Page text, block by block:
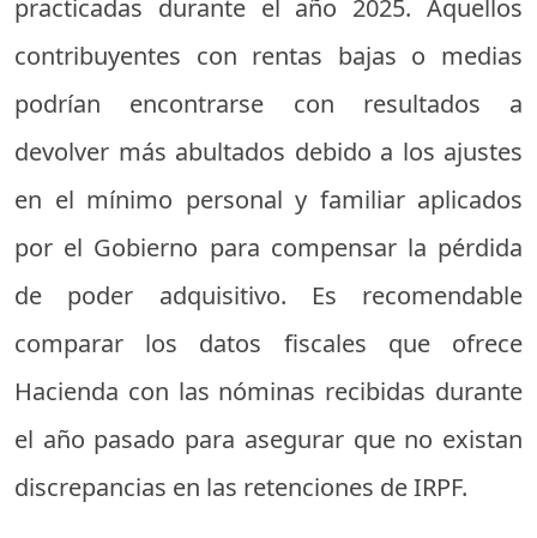
practicadas durante el año 2025. Aquellos
contribuyentes con rentas bajas o medias
podrían encontrarse con resultados a
devolver más abultados debido a los ajustes
en el mínimo personal y familiar aplicados
por el Gobierno para compensar la pérdida
de poder adquisitivo. Es recomendable
comparar los datos fiscales que ofrece
Hacienda con las nóminas recibidas durante
el año pasado para asegurar que no existan
discrepancias en las retenciones de IRPF.